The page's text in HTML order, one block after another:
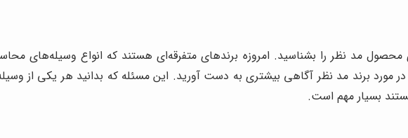
محصول مد نظر را بشناسید. امروزه برندهای متفرقه‌ای هستند که انواع وسیله‌های
مورد برند مد نظر آگاهی بیشتری به دست آورید. این مسئله که بدانید هر یکی از
بسیار مهم است.